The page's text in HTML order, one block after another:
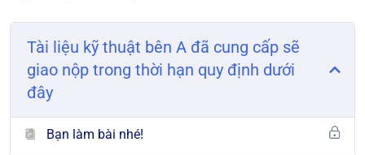
Tài liệu kỹ thuật bên A đã cung cấp sẽ
giao nộp trong thời hạn quy định dưới
đây
Bạn làm bài nhé!